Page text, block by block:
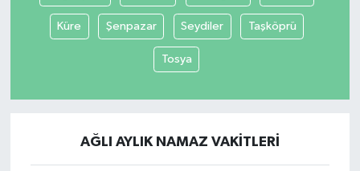
Küre Şenpazar Seydiler Taşköprü
Tosya
AĞLI AYLIK NAMAZ VAKITLERI